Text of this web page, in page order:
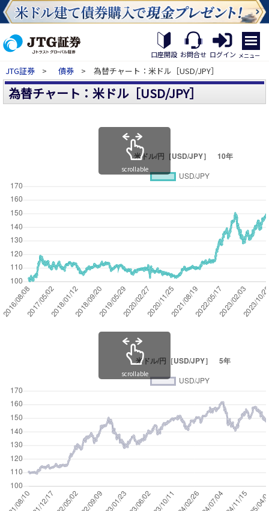
口座開設 お問合せ ログイン
繝｡
繝
九
繝
繧
メニュー
JTG証券 > 債券 > 為替チャート：米ドル［USD/JPY］
為替チャート：米ドル［USD/JPY］
scrollable
scrollable